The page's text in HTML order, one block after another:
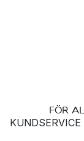
FÖR
KUNDSERVICE